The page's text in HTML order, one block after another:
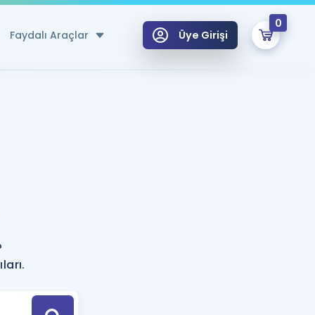
Faydalı Araçlar
Hesaplama Aracı
için Öneriler
Tek Takvimde
Üye Girişi
0
Hoca ile seni sınava hazırlayacak onlarca eğitim seni bekliyor!